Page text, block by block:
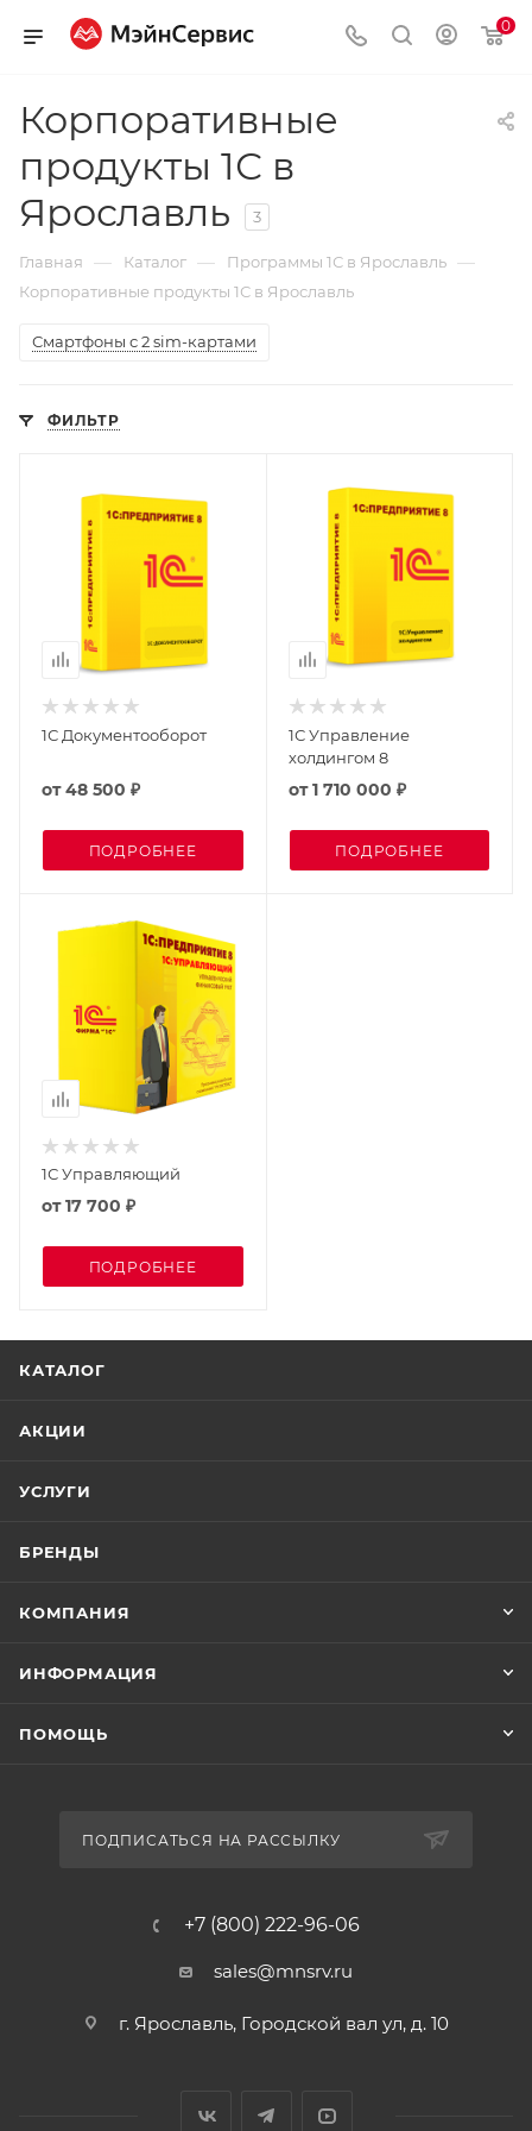
0
Корпоративные
продукты 1С в
Ярославль
3
Главная — Каталог — Программы 1С в Ярославль —
Корпоративные продукты 1С в Ярославль
Смартфоны с 2 sim-картами
ФИЛЬТР
1С Документооборот
от48 500 ₽
ПОДРОБНЕЕ
1С Управление
холдингом 8
от1 710 000 ₽
ПОДРОБНЕЕ
1С Управляющий
от17 700 ₽
ПОДРОБНЕЕ
КАТАЛОГ
АКЦИИ
УСЛУГИ
БРЕНДЫ
КОМПАНИЯ
ИНФОРМАЦИЯ
ПОМОЩЬ
ПОДПИСАТЬСЯ НА РАССЫЛКУ
+7 (800) 222-96-06
sales@mnsrv.ru
г. Ярославль, Городской вал ул, д. 10